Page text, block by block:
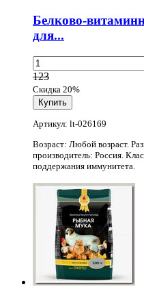
Белково-
для...
123
Скидка 20%
Артикул: lt-026169
Возраст: Любой возраст.
производитель: Россия.
поддержания иммунитета.